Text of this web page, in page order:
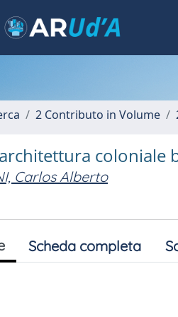
2 Contributo in Volume
coloniale
Carlos Alberto
Scheda completa